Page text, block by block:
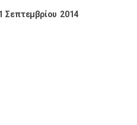
Σεπτεμβρίου 2014